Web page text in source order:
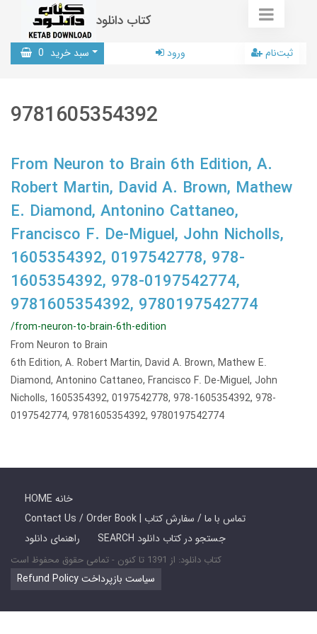
کتاب دانلود
سبد خرید 0 ورود ثبت‌نام
9781605354392
From Neuron to Brain 6th Edition, A.
Robert Martin, David A. Brown, Mathew
E. Diamond, Antonino Cattaneo,
Francisco F. De-Miguel, John Nicholls,
1605354392, 0197542778, 978-
1605354392, 978-0197542774,
9781605354392, 9780197542774
/from-neuron-to-brain-6th-edition
From Neuron to Brain
6th Edition, A. Robert Martin, David A. Brown, Mathew E.
Diamond, Antonino Cattaneo, Francisco F. De-Miguel, John
Nicholls, 1605354392, 0197542778, 978-1605354392, 978-
0197542774, 9781605354392, 9780197542774
HOME خانه
Contact Us / Order Book | تماس با ما / سفارش کتاب
راهنمای دانلود
SEARCH جستجو در کتاب دانلود
کتاب دانلود: از 1391 تا کنون - تمامی حقوق محفوظ است
Refund Policy سیاست بازپرداخت